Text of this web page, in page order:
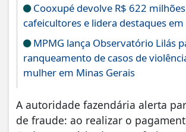
Cooxupé devolve R$ 622
cafeicultores e lidera destaques em
MPMG lança Observatório Lilás
ranqueamento de casos de
mulher em Minas Gerais
​A autoridade fazendária alerta
de fraude: ao realizar o